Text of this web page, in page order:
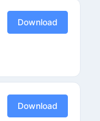
Download
Download